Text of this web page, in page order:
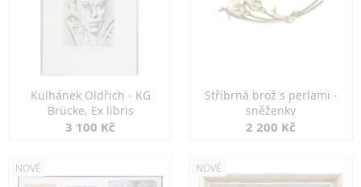
Kulhánek Oldřich - KG
Brücke, Ex libris
3 100 Kč
Stříbrná brož s perlami -
sněženky
2 200 Kč
NOVÉ NOVÉ